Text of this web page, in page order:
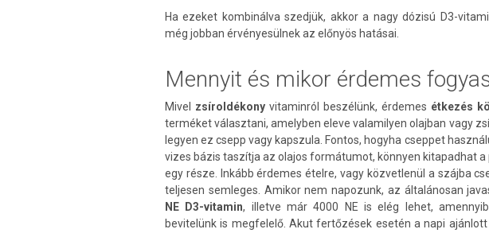
Ha ezeket kombinálva szedjük, akkor a nagy dózisú D3-
még jobban érvényesülnek az előnyös hatásai.
Mennyit és mikor érdemes
Mivel zsíroldékony vitaminról beszélünk, érdemes étkezés
terméket választani, amelyben eleve valamilyen olajban vagy
legyen ez csepp vagy kapszula. Fontos, hogyha cseppet
vizes bázis taszítja az olajos formátumot, könnyen kitapadhat
egy része. Inkább érdemes ételre, vagy közvetlenül a szájba
teljesen semleges. Amikor nem napozunk, az általánosan
NE D3-vitamin, illetve már 4000 NE is elég lehet,
bevitelünk is megfelelő. Akut fertőzések esetén a napi